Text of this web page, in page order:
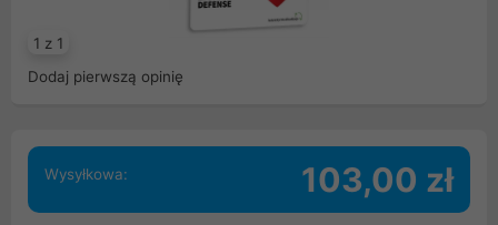
1 z 1
Dodaj pierwszą opinię
Wysyłkowa: 103,00 zł